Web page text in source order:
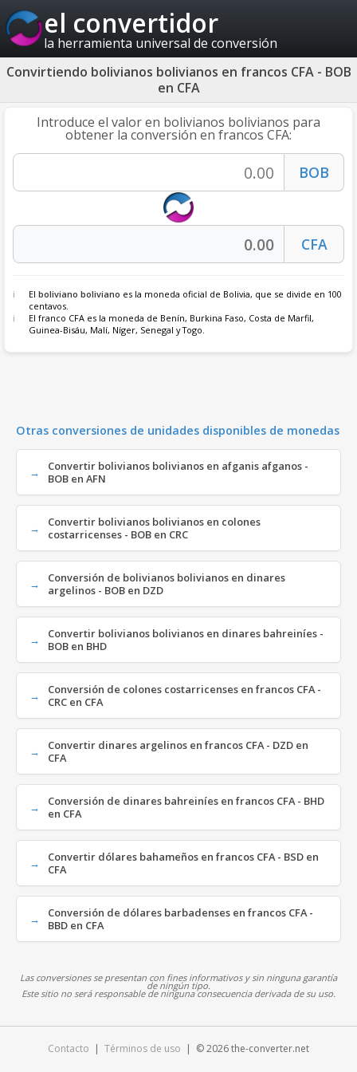
el convertidor
la herramienta universal de conversión
Convirtiendo bolivianos bolivianos en francos CFA - BOB
en CFA
Introduce el valor en bolivianos bolivianos para
obtener la conversión en francos CFA:
El boliviano boliviano es la moneda oficial de Bolivia, que se divide en 100
centavos.
El franco CFA es la moneda de Benín, Burkina Faso, Costa de Marfil,
Guinea-Bisáu, Malí, Níger, Senegal y Togo.
Otras conversiones de unidades disponibles de monedas
Convertir bolivianos bolivianos en afganis afganos -
BOB en AFN
Convertir bolivianos bolivianos en colones
costarricenses - BOB en CRC
Conversión de bolivianos bolivianos en dinares
argelinos - BOB en DZD
Convertir bolivianos bolivianos en dinares bahreiníes -
BOB en BHD
Conversión de colones costarricenses en francos CFA -
CRC en CFA
Convertir dinares argelinos en francos CFA - DZD en
CFA
Conversión de dinares bahreiníes en francos CFA - BHD
en CFA
Convertir dólares bahameños en francos CFA - BSD en
CFA
Conversión de dólares barbadenses en francos CFA -
BBD en CFA
Las conversiones se presentan con fines informativos y sin ninguna garantía
de ningún tipo.
Este sitio no será responsable de ninguna consecuencia derivada de su uso.
Contacto | Términos de uso | © 2026 the-converter.net